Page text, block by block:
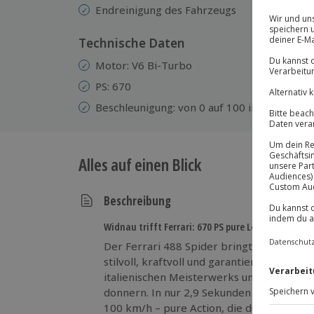
Endreinigung des Fahrzeugs
Technische Daten
Motor: V6 Bi-Turbo
PS: 670
Beschleunigung: von 0 auf 100 in 2,9 sek.
Alles auf einen Blick
Beschreibung
Widnau trifft Ferrari: 670 PS pure Leidenschaft
Der Ferrari 488 Spider bringt Adrenalin
stilvoll, kraftvoll und garantiert aufregend.
italienischen Meisterwerks und spüre, wie
donnern. In nur 2,9 Sekunden
100 km/h – pure Action, die du in jeder